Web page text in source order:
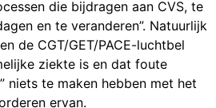
die bijdragen aan CVS, te
en te veranderen”. Natuurlijk
de CGT/GET/PACE-luchtbel
ziekte is en dat foute
niets te maken hebben met het
ervan.